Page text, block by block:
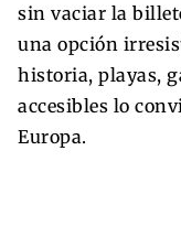
sin vaciar la
una opción
historia, playas,
accesibles lo
Europa.